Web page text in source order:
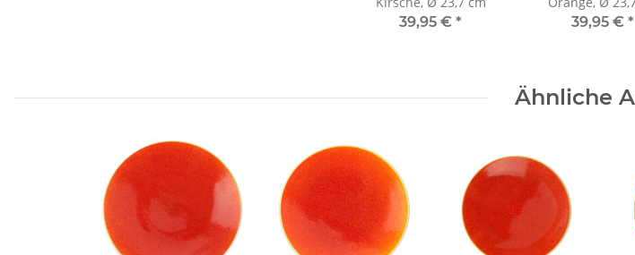
39,95 € *
39,95 € *
Ähnliche